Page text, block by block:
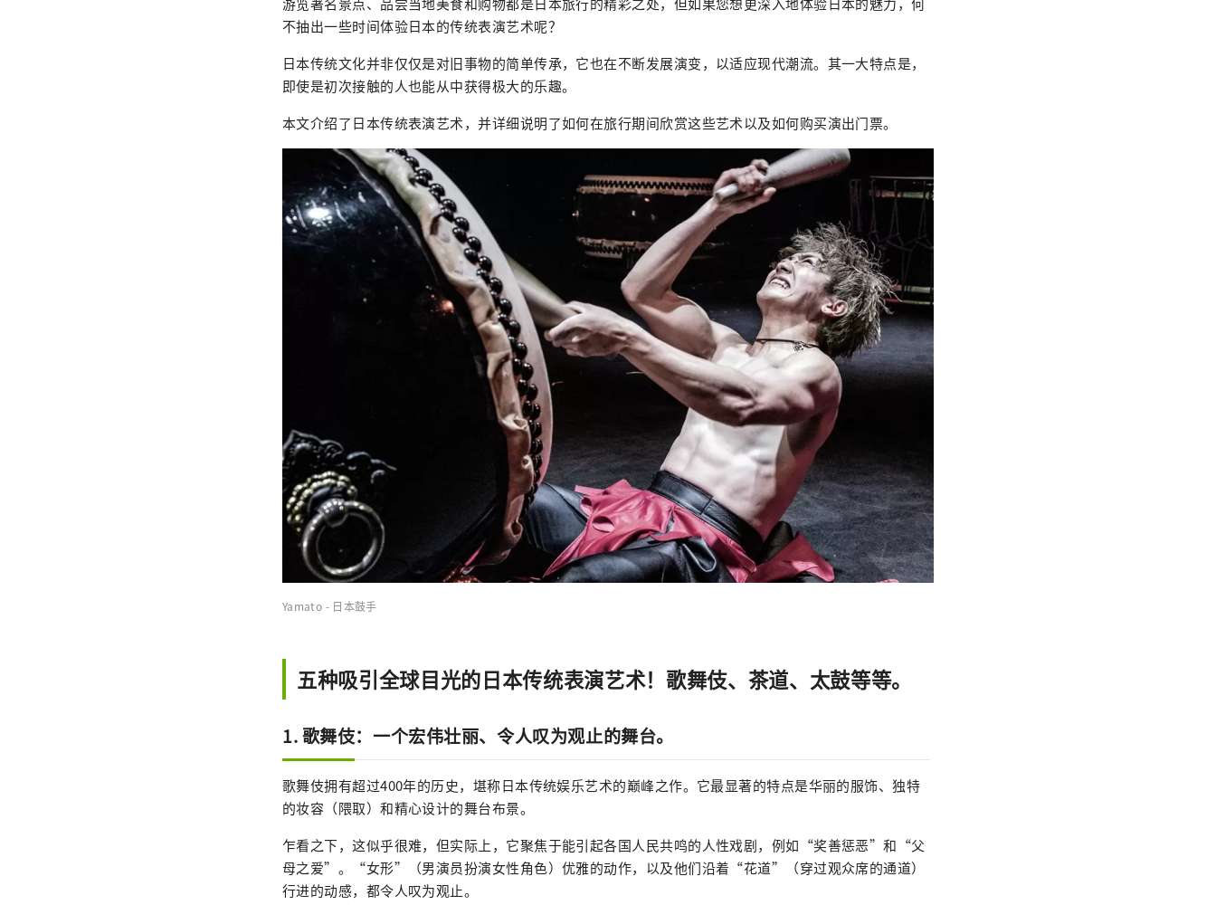
不抽出一些时间体验日本的传统表演艺术呢？
日本传统文化并非仅仅是对旧事物的简单传承，它也在不断发展演变，以适应现代潮流。其一大特点是，
即使是初次接触的人也能从中获得极大的乐趣。
本文介绍了日本传统表演艺术，并详细说明了如何在旅行期间欣赏这些艺术以及如何购买演出门票。
Yamato - 日本鼓手
五种吸引全球目光的日本传统表演艺术！歌舞伎、茶道、太鼓等等。
1. 歌舞伎：一个宏伟壮丽、令人叹为观止的舞台。
歌舞伎拥有超过400年的历史，堪称日本传统娱乐艺术的巅峰之作。它最显著的特点是华丽的服饰、独特
的妆容（隈取）和精心设计的舞台布景。
乍看之下，这似乎很难，但实际上，它聚焦于能引起各国人民共鸣的人性戏剧，例如“奖善惩恶”和“父
母之爱”。“女形”（男演员扮演女性角色）优雅的动作，以及他们沿着“花道”（穿过观众席的通道）
行进的动感，都令人叹为观止。